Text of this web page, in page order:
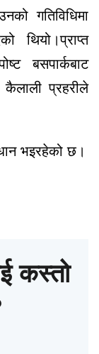
गतिविधिमा
थियो।प्राप्त
बसपार्कबाट
प्रहरीले
भइरहेको छ।
कस्तो